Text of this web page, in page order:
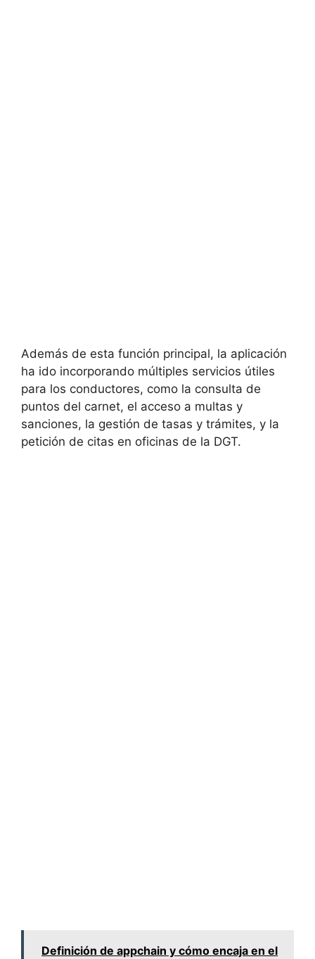
Además de esta función principal, la aplicación
ha ido incorporando múltiples servicios útiles
para los conductores, como la consulta de
puntos del carnet, el acceso a multas y
sanciones, la gestión de tasas y trámites, y la
petición de citas en oficinas de la DGT.
Definición de appchain y cómo encaja en el